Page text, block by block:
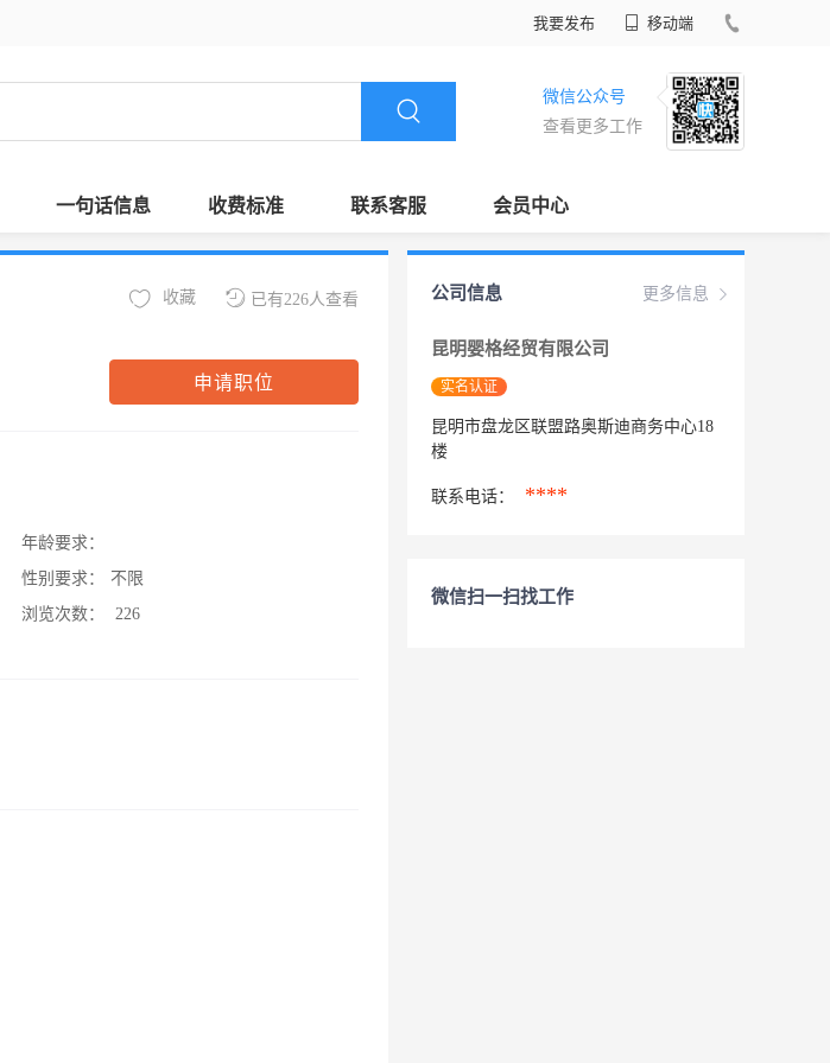
我要发布 移动端
微信公众号
查看更多工作
一句话信息 收费标准 联系客服 会员中心
已有226人查看
收藏
申请职位
年龄要求：
性别要求：
不限
浏览次数：
226
更多信息
公司信息
昆明婴格经贸有限公司
实名认证
昆明市盘龙区联盟路奥斯迪商务中心18
楼
联系电话： ****
微信扫一扫找工作